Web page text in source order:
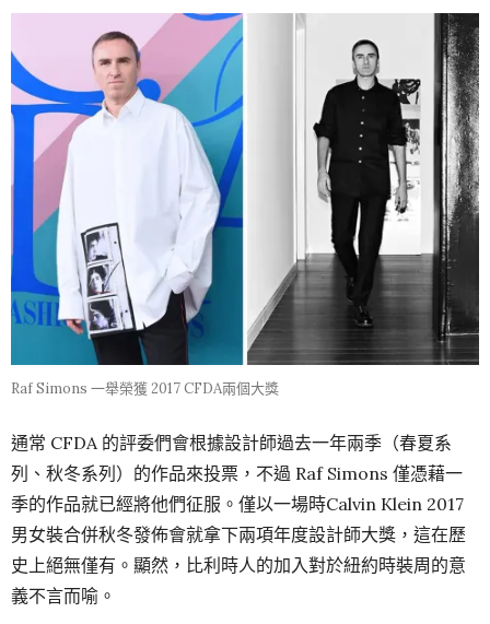
Raf Simons 一舉榮獲 2017 CFDA兩個大獎
通常 CFDA 的評委們會根據設計師過去一年兩季（春夏系
列、秋冬系列）的作品來投票，不過 Raf Simons 僅憑藉一
季的作品就已經將他們征服。僅以一場時Calvin Klein 2017
男女裝合併秋冬發佈會就拿下兩項年度設計師大獎，這在歷
史上絕無僅有。顯然，比利時人的加入對於紐約時裝周的意
義不言而喻。